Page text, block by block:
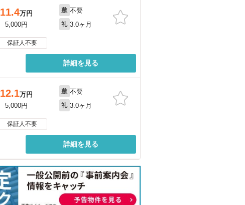
11.4万円
5,000円
敷 不要
礼 3.0ヶ月
保証人不要
詳細を見る
12.1万円
5,000円
敷 不要
礼 3.0ヶ月
保証人不要
詳細を見る